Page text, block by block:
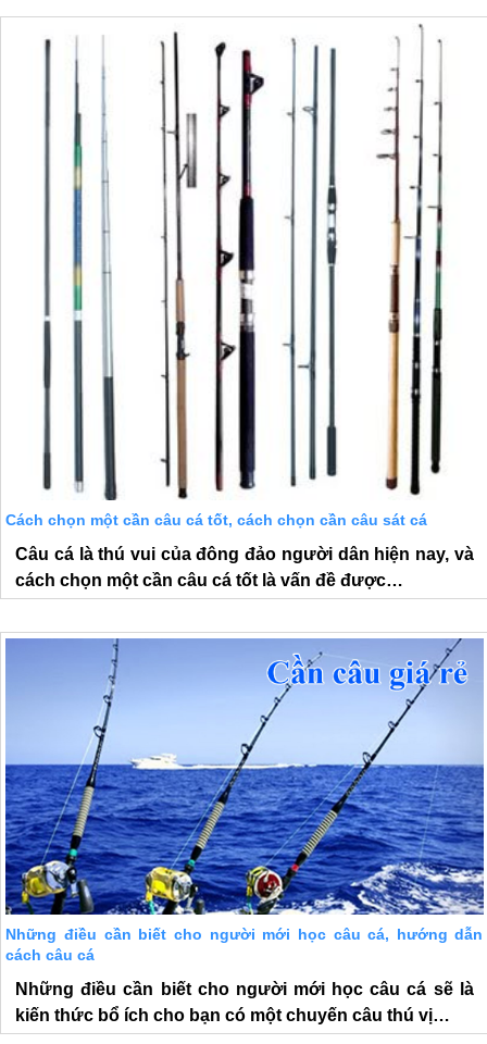
Cách chọn một cần câu cá tốt, cách chọn cần câu sát cá
Câu cá là thú vui của đông đảo người dân hiện nay, và
cách chọn một cần câu cá tốt là vấn đề được…
Những điều cần biết cho người mới học câu cá, hướng dẫn
cách câu cá
Những điều cần biết cho người mới học câu cá sẽ là
kiến thức bổ ích cho bạn có một chuyến câu thú vị…